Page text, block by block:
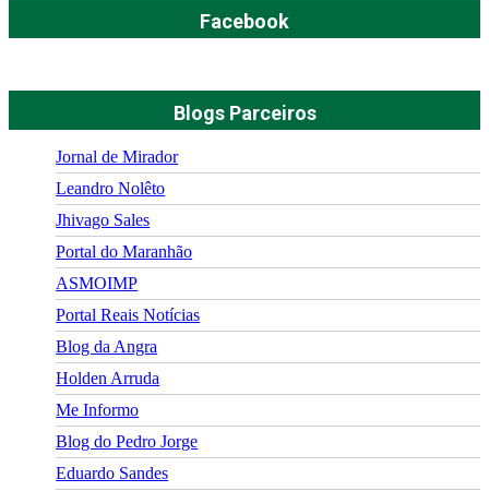
Facebook
Blogs Parceiros
Jornal de Mirador
Leandro Nolêto
Jhivago Sales
Portal do Maranhão
ASMOIMP
Portal Reais Notí­cias
Blog da Angra
Holden Arruda
Me Informo
Blog do Pedro Jorge
Eduardo Sandes